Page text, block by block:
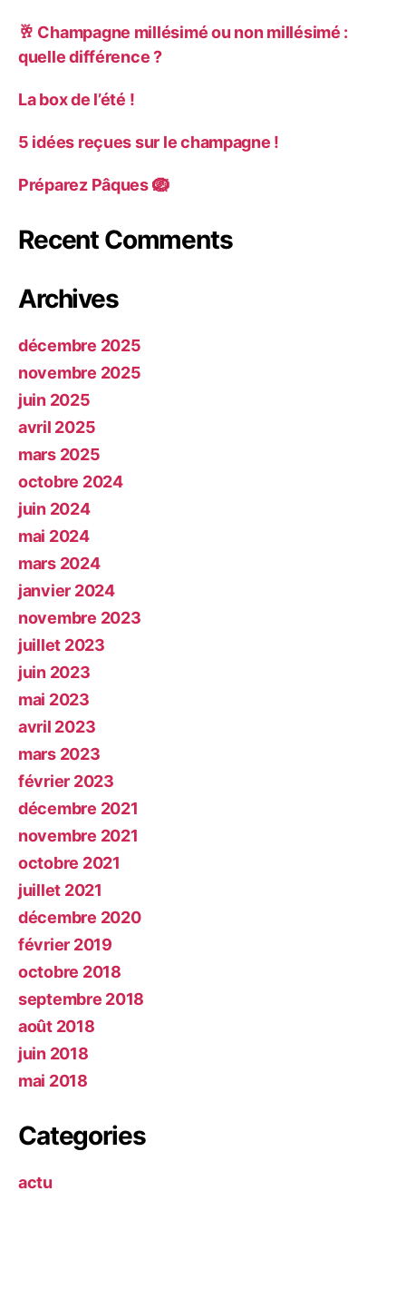
🥂 Champagne millésimé ou non millésimé :
quelle différence ?
La box de l’été !
5 idées reçues sur le champagne !
Préparez Pâques 🪺
Recent Comments
Archives
décembre 2025
novembre 2025
juin 2025
avril 2025
mars 2025
octobre 2024
juin 2024
mai 2024
mars 2024
janvier 2024
novembre 2023
juillet 2023
juin 2023
mai 2023
avril 2023
mars 2023
février 2023
décembre 2021
novembre 2021
octobre 2021
juillet 2021
décembre 2020
février 2019
octobre 2018
septembre 2018
août 2018
juin 2018
mai 2018
Categories
actu